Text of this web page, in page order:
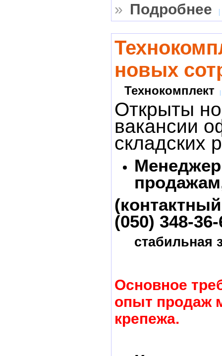
» Подробнее
новых
Технокомплект
Открыты
вакансии
складских
(050) 348-
стабильная
Основное
опыт продаж
крепежа.